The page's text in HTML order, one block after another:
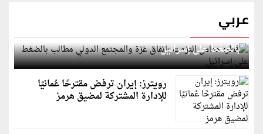
عربي
قطر: حماس التزمت باتفاق غزة والمجتمع الدولي مطالب
بالضغط على إسرائيل
رويترز: إيران ترفض مقترحًا عُمانيًا
للإدارة المشتركة لمضيق هرمز